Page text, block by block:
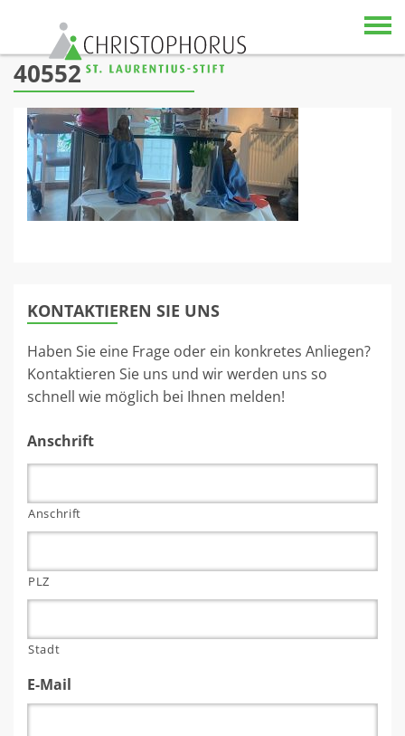
Skip to content
40552
KONTAKTIEREN SIE UNS
Haben Sie eine Frage oder ein konkretes Anliegen?
Kontaktieren Sie uns und wir werden uns so
schnell wie möglich bei Ihnen melden!
Anschrift
Anschrift
PLZ
Stadt
E-Mail